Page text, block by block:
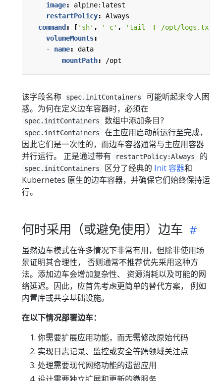
image:
alpine:latest
restartPolicy:
Always
command: [ 'sh' , '-c' , 'tail -F /opt/logs.txt'
volumeMounts:
- name:
data
mountPath: /opt
该字段名称 spec.initContainers
可能听起来令人困
惑。为何在定义边车容器时，必须在
spec.initContainers 数组中添加条目？
spec.initContainers
在主应用启动前运行至完成，
因此它们是一次性的，而边车容器通常与主应用容器
并行运行。 正是通过带有
restartPolicy:Always 的
spec.initContainers 区分了经典的 Init 容器和
Kubernetes 原生的边车容器，并确保它们始终保持运
行。
何时采用（或避免使用）边车
虽然边车模式在许多情况下非常有用，但除非使用场
景证明其合理性， 否则通常不推荐优先采用这种方
法。添加边车会增加复杂性、 资源消耗以及可能的网
络延迟。因此，应首先考虑更简单的替代方案， 例如
内置库或共享基础设施。
在以下情况部署边车：
你需要扩展应用功能，而无需修改原始代码
实现日志记录、监控或安全等跨领域关注点
处理需要现代网络功能的遗留应用